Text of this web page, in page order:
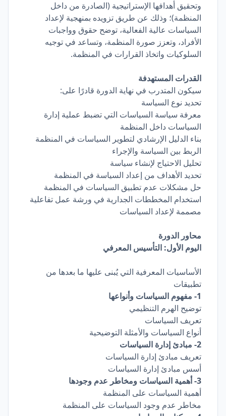
وتحقيق أهدافها الإستراتيجية (الصادرة من داخل
المنظمة)؛ وذلك عن طريق تزويده بمنهجية لإعداد
السياسات عالية الفعالية، توضح حقوق وواجبات
الأفراد، وتعزز صورة المنظمة، وتساعد في توجيه
السلوكيات واتخاذ القرارات في المنظمة.
القدرات المستهدفة
سيكون المتدرب في نهاية الدورة قادرًا على:
تحديد نوع السياسة
معرفة سياسة السياسات التي تضبط عملية إدارة
السياسات داخل المنظمة
بناء الدليل الإرشادي لتطوير السياسات في المنظمة
الربط بين السياسة والإجراء
تحليل الاحتياج لإنشاء سياسة
تحديد الأهداف من إعداد السياسة في المنظمة
حل مشكلات عدم تطبيق السياسات في المنظمة
استخدام المخططات الجدارية في ورشة عمل تفاعلية
مصممة لإعداد السياسات
محاور الدورة
اليوم الأول: التأسيس المعرفي
الأساسيات المعرفية التي يُبنى عليها ما بعدها من
تطبيقات
1- مفهوم السياسات وأنواعها
توضيح الهرم التنظيمي
تعريف السياسات
أنواع السياسات والأمثلة التوضيحية
2- مبادئ إدارة السياسات
تعريف مبادئ إدارة السياسات
أسس مبادئ إدارة السياسات
3- أهمية السياسات ومخاطر عدم وجودها
أهمية السياسات على المنظمة
مخاطر عدم وجود السياسات على المنظمة